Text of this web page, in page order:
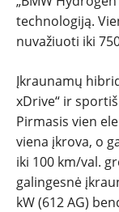
technologiją.
nuvažiuoti iki
Įkraunamų
xDrive“ ir
Pirmasis vien
viena įkrova, o
iki 100 km/val.
galingesnė
kW (612 AG)